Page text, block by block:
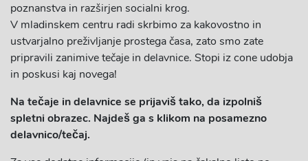
poznanstva in razširjen socialni krog.
V mladinskem centru radi skrbimo za kakovostno in
ustvarjalno preživljanje prostega časa, zato smo zate
pripravili zanimive tečaje in delavnice. Stopi iz cone udobja
in poskusi kaj novega!
Na tečaje in delavnice se prijaviš tako, da izpolniš
spletni obrazec. Najdeš ga s klikom na posamezno
delavnico/tečaj.